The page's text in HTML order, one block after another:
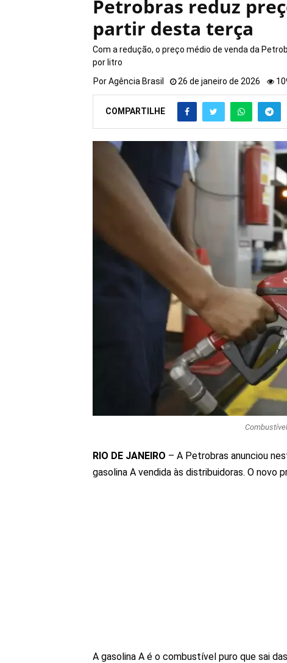
Petrobras reduz
partir desta terça
Com a redução, o preço médio de venda da
por litro
PorAgência Brasil 26 de janeiro de 2026
COMPARTILHE
RIO DE JANEIRO – A Petrobras anunciou
gasolina A vendida às distribuidoras. O novo
A gasolina A é o combustível puro que sai